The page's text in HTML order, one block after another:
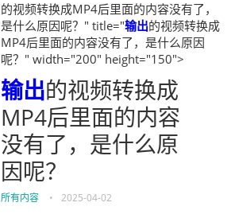
的视频转换成MP4后里面的内容没有了，
是什么原因呢？" title="输出的视频转换成
MP4后里面的内容没有了，是什么原因
呢？" width="200" height="150">
输出的视频转换成
MP4后里面的内容
没有了，是什么原
因呢？
所有内容 • 2025-04-02